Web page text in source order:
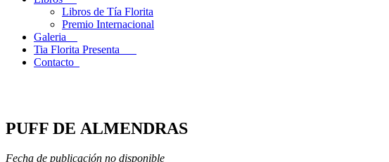
Libros de Tía Florita
Premio Internacional
Galeria
Tia Florita Presenta
Contacto
PUFF DE ALMENDRAS
Fecha de publicación no disponible